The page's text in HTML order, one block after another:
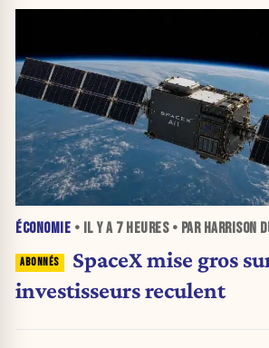
ÉCONOMIE • IL Y A 7 HEURES• PAR HARRISON
SpaceX mise gros
investisseurs reculent